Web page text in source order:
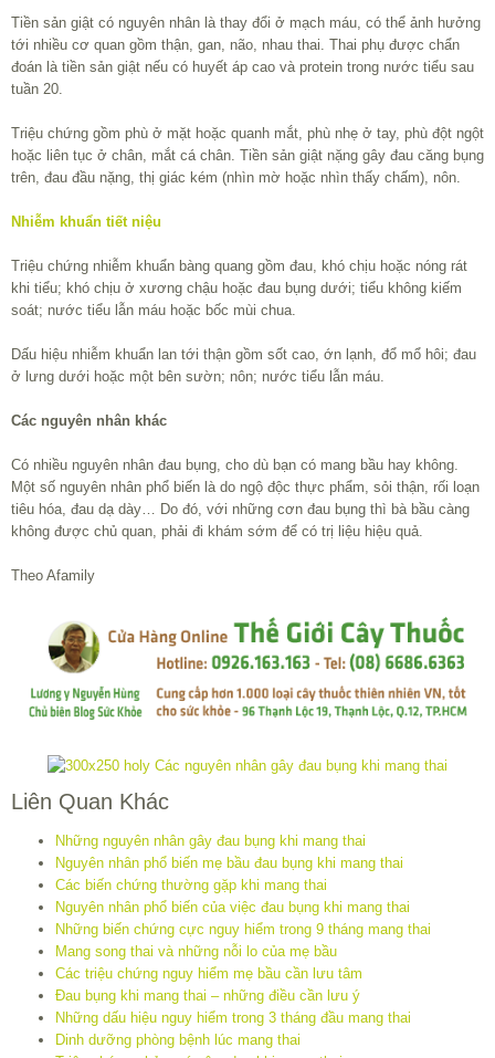
Tiền sản giật có nguyên nhân là thay đổi ở mạch máu, có thể ảnh hưởng
tới nhiều cơ quan gồm thận, gan, não, nhau thai. Thai phụ được chẩn
đoán là tiền sản giật nếu có huyết áp cao và protein trong nước tiểu sau
tuần 20.
Triệu chứng gồm phù ở mặt hoặc quanh mắt, phù nhẹ ở tay, phù đột ngột
hoặc liên tục ở chân, mắt cá chân. Tiền sản giật nặng gây đau căng bụng
trên, đau đầu nặng, thị giác kém (nhìn mờ hoặc nhìn thấy chấm), nôn.
Nhiễm khuẩn tiết niệu
Triệu chứng nhiễm khuẩn bàng quang gồm đau, khó chịu hoặc nóng rát
khi tiểu; khó chịu ở xương chậu hoặc đau bụng dưới; tiểu không kiếm
soát; nước tiểu lẫn máu hoặc bốc mùi chua.
Dấu hiệu nhiễm khuẩn lan tới thận gồm sốt cao, ớn lạnh, đổ mổ hôi; đau
ở lưng dưới hoặc một bên sườn; nôn; nước tiểu lẫn máu.
Các nguyên nhân khác
Có nhiều nguyên nhân đau bụng, cho dù bạn có mang bầu hay không.
Một số nguyên nhân phổ biến là do ngộ độc thực phẩm, sỏi thận, rối loạn
tiêu hóa, đau dạ dày… Do đó, với những cơn đau bụng thì bà bầu càng
không được chủ quan, phải đi khám sớm để có trị liệu hiệu quả.
Theo Afamily
Liên Quan Khác
Những nguyên nhân gây đau bụng khi mang thai
Nguyên nhân phổ biến mẹ bầu đau bụng khi mang thai
Các biến chứng thường gặp khi mang thai
Nguyên nhân phổ biến của việc đau bụng khi mang thai
Những biến chứng cực nguy hiểm trong 9 tháng mang thai
Mang song thai và những nỗi lo của mẹ bầu
Các triệu chứng nguy hiểm mẹ bầu cần lưu tâm
Đau bụng khi mang thai – những điều cần lưu ý
Những dấu hiệu nguy hiểm trong 3 tháng đầu mang thai
Dinh dưỡng phòng bệnh lúc mang thai